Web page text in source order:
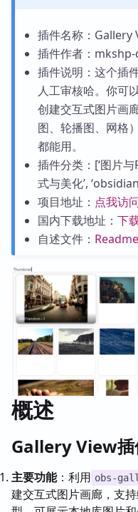
插件名称：Gallery
插件作者：
插件说明：这个插
人工审核哈。你可
创建交互式图片画
图、轮播图、网格
都能用。
插件分类：[‘图片与
式与美化’,
项目地址： 点我访
国内下载地址： 下
自述文件： Readme
概述
Gallery View插
主要功能：利用 obs-
建交互式图片画廊，支